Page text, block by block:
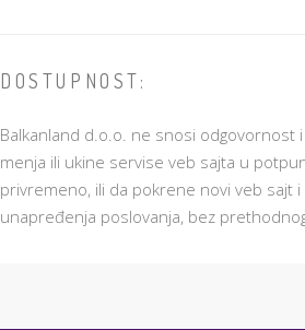
DOSTUPNOST:
Balkanland d.o.o. ne snosi odgovornost
menja ili ukine servise veb sajta u
privremeno, ili da pokrene novi veb sajt
unapređenja poslovanja, bez